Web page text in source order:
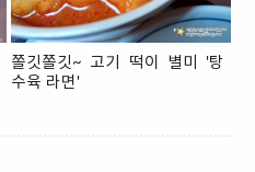
쫄깃쫄깃~ 고기 떡이 별미 '탕
수육 라면'